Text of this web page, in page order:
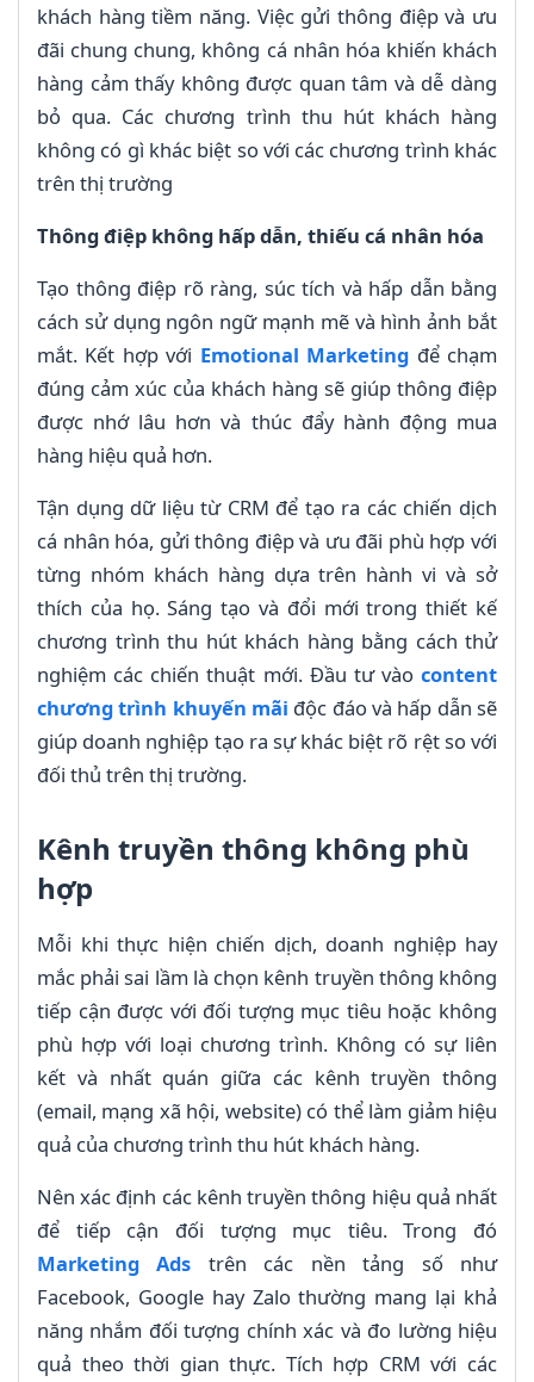
khách hàng tiềm năng. Việc gửi thông điệp và ưu
đãi chung chung, không cá nhân hóa khiến khách
hàng cảm thấy không được quan tâm và dễ dàng
bỏ qua. Các chương trình thu hút khách hàng
không có gì khác biệt so với các chương trình khác
trên thị trường
Thông điệp không hấp dẫn, thiếu cá nhân hóa
Tạo thông điệp rõ ràng, súc tích và hấp dẫn bằng
cách sử dụng ngôn ngữ mạnh mẽ và hình ảnh bắt
mắt. Kết hợp với Emotional Marketing để chạm
đúng cảm xúc của khách hàng sẽ giúp thông điệp
được nhớ lâu hơn và thúc đẩy hành động mua
hàng hiệu quả hơn.
Tận dụng dữ liệu từ CRM để tạo ra các chiến dịch
cá nhân hóa, gửi thông điệp và ưu đãi phù hợp với
từng nhóm khách hàng dựa trên hành vi và sở
thích của họ. Sáng tạo và đổi mới trong thiết kế
chương trình thu hút khách hàng bằng cách thử
nghiệm các chiến thuật mới. Đầu tư vào content
chương trình khuyến mãi độc đáo và hấp dẫn sẽ
giúp doanh nghiệp tạo ra sự khác biệt rõ rệt so với
đối thủ trên thị trường.
Kênh truyền thông không phù
hợp
Mỗi khi thực hiện chiến dịch, doanh nghiệp hay
mắc phải sai lầm là chọn kênh truyền thông không
tiếp cận được với đối tượng mục tiêu hoặc không
phù hợp với loại chương trình. Không có sự liên
kết và nhất quán giữa các kênh truyền thông
(email, mạng xã hội, website) có thể làm giảm hiệu
quả của chương trình thu hút khách hàng.
Nên xác định các kênh truyền thông hiệu quả nhất
để tiếp cận đối tượng mục tiêu. Trong đó
Marketing Ads trên các nền tảng số như
Facebook, Google hay Zalo thường mang lại khả
năng nhắm đối tượng chính xác và đo lường hiệu
quả theo thời gian thực. Tích hợp CRM với các